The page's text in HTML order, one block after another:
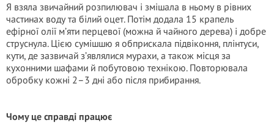
Я взяла звичайний розпилювач і змішала в ньому в рівних
частинах воду та білий оцет. Потім додала 15 крапель
ефірної олії м’яти перцевої (можна й чайного дерева) і добре
струснула. Цією сумішшю я обприскала підвіконня, плінтуси,
кути, де зазвичай з’являлися мурахи, а також місця за
кухонними шафами й побутовою технікою. Повторювала
обробку кожні 2–3 дні або після прибирання.
Чому це справді працює